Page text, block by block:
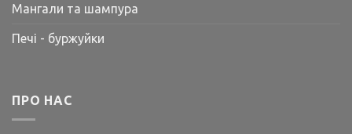
Мангали та шампура
Печі - буржуйки
ПРО НАС